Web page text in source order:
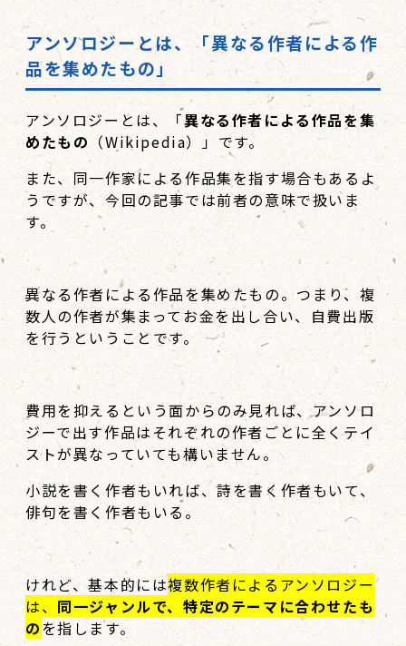
アンソロジーとは、「異なる作者による作
品を集めたもの」
アンソロジーとは、「異なる作者による作品を集
めたもの （Wikipedia）」です。
また、同一作家による作品集を指す場合もあるよ
うですが、今回の記事では前者の意味で扱いま
す。
異なる作者による作品を集めたもの。つまり、複
数人の作者が集まってお金を出し合い、自費出版
を行うということです。
費用を抑えるという面からのみ見れば、アンソロ
ジーで出す作品はそれぞれの作者ごとに全くテイ
ストが異なっていても構いません。
小説を書く作者もいれば、詩を書く作者もいて、
俳句を書く作者もいる。
けれど、基本的には複数作者によるアンソロジー
は、 同一ジャンルで、特定のテーマに合わせたも
のを指します。